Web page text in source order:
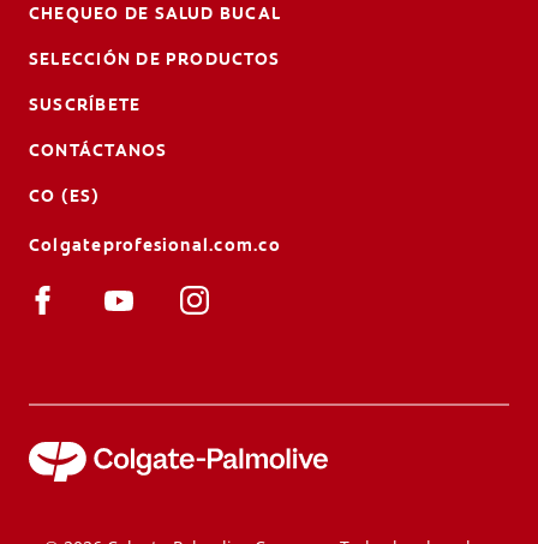
CHEQUEO DE SALUD BUCAL
SELECCIÓN DE PRODUCTOS
SUSCRÍBETE
CONTÁCTANOS
CO (ES)
Colgateprofesional.com.co